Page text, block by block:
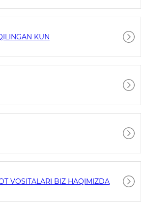
KUN
VOSITALARI BIZ HAQIMIZDA